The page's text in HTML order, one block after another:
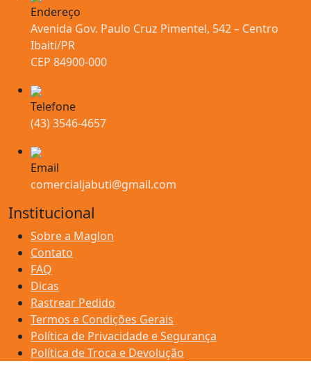
Endereço
Avenida Gov. Paulo Cruz Pimentel, 542 – Centro
Ibaiti/PR
CEP 84900-000
Telefone
(43) 3546-4657
Email
comercialjabuti@gmail.com
Institucional
Sobre a Maglon
Contato
FAQ
Dicas
Rastrear Pedido
Termos e Condições Gerais
Política de Privacidade e Segurança
Política de Troca e Devolução